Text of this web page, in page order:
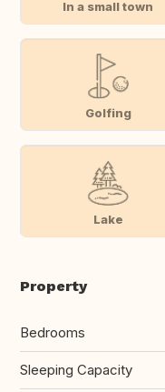
In a small town
Golfing
Lake
Property
Bedrooms
Sleeping Capacity